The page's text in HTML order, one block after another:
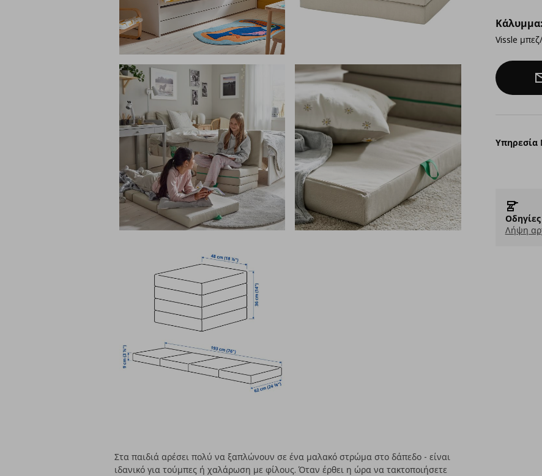
Κάλυμμα:
Vissle
Υπηρεσία
Λήψη
Στα παιδιά αρέσει πολύ να ξαπλώνουν σε ένα μαλακό στρώμα στο δάπεδο - είναι
ιδανικό για τούμπες ή χαλάρωση με φίλους. Όταν έρθει η ώρα να τακτοποιήσετε